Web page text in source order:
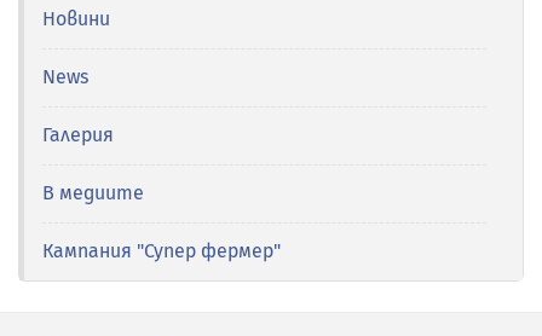
Новини
News
Галерия
В медиите
Кампания "Супер фермер"